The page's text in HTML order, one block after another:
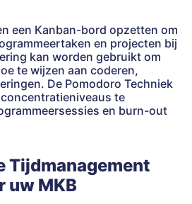
een Kanban-bord opzetten om
en projecten bij
kan worden gebruikt om
te wijzen aan coderen,
De Pomodoro Techniek
te
en burn-out
Tijdmanagement
uw MKB